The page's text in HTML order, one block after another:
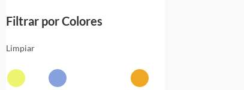
Filtrar por Colores
Limpiar